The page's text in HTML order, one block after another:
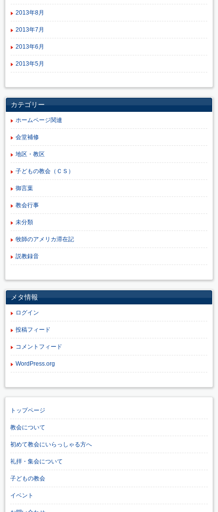
2013年8月
2013年7月
2013年6月
2013年5月
カテゴリー
ホームページ関連
会堂補修
地区・教区
子どもの教会（ＣＳ）
御言葉
教会行事
未分類
牧師のアメリカ滞在記
説教録音
メタ情報
ログイン
投稿フィード
コメントフィード
WordPress.org
トップページ
教会について
初めて教会にいらっしゃる方へ
礼拝・集会について
子どもの教会
イベント